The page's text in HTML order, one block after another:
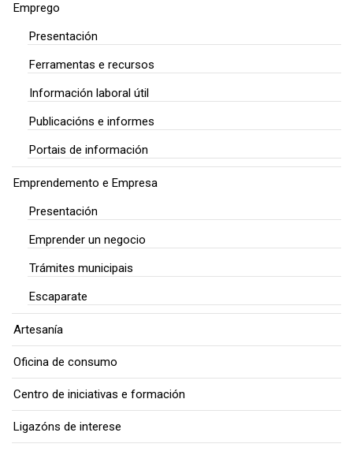
Emprego
Presentación
Ferramentas e recursos
Información laboral útil
Publicacións e informes
Portais de información
Emprendemento e Empresa
Presentación
Emprender un negocio
Trámites municipais
Escaparate
Artesanía
Oficina de consumo
Centro de iniciativas e formación
Ligazóns de interese